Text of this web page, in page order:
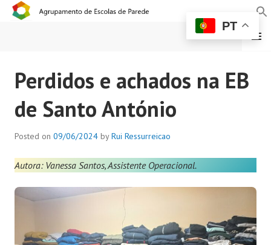
AGRUPAMENTO DE
ESCOLAS DE PAREDE
MENU
Perdidos e achados na EB
de Santo António
Posted on 09/06/2024 byRui Ressurreicao
Autora: Vanessa Santos, Assistente Operacional.
PT